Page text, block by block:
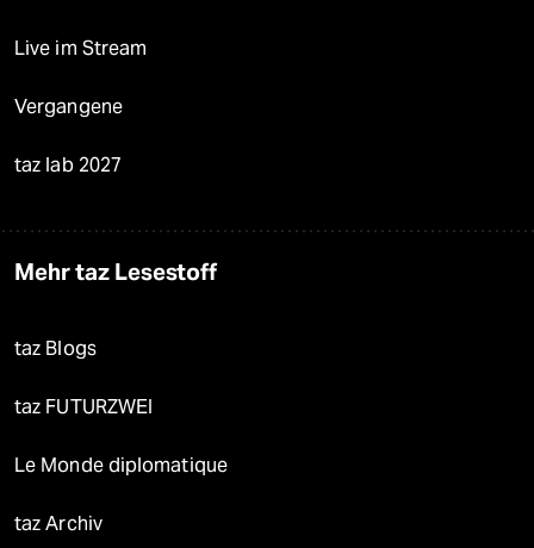
Live im Stream
Vergangene
taz lab 2027
Mehr taz Lesestoff
taz Blogs
taz FUTURZWEI
Le Monde diplomatique
taz Archiv